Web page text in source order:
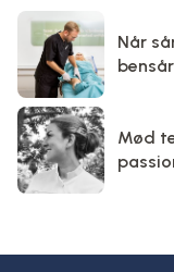
Når
Mød